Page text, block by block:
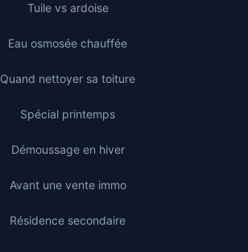
Tuile vs ardoise
Eau osmosée chauffée
Quand nettoyer sa toiture
Spécial printemps
Démoussage en hiver
Avant une vente immo
Résidence secondaire